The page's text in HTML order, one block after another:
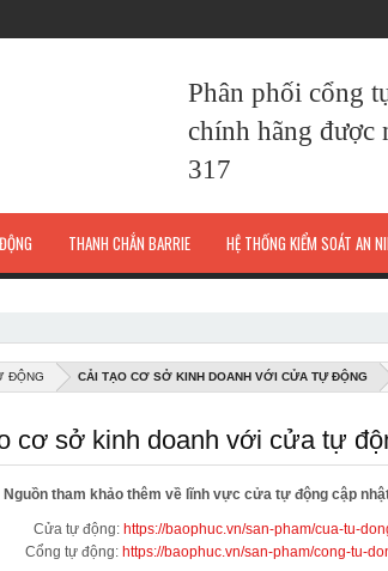
Phân phối cổng
chính hãng được
317
THANH CHẮN BARRIE HỆ THỐNG KIỂM SOÁT AN
ĐỘNG CẢI TẠO CƠ SỞ KINH DOANH VỚI CỬA TỰ ĐỘNG
cơ sở kinh doanh với cửa tự
Nguồn tham khảo thêm về lĩnh vực cửa tự động cập
Cửa tự động: https://baophuc.vn/san-pham/cua-tu-
Cổng tự động: https://baophuc.vn/san-pham/cong-tu-